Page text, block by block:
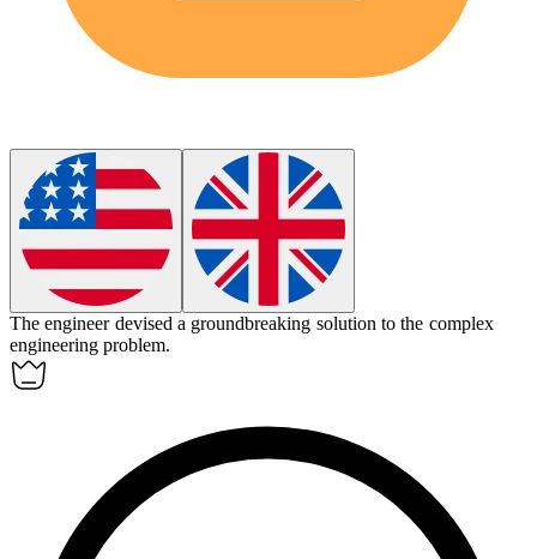
The engineer devised a groundbreaking solution to the complex
engineering problem.